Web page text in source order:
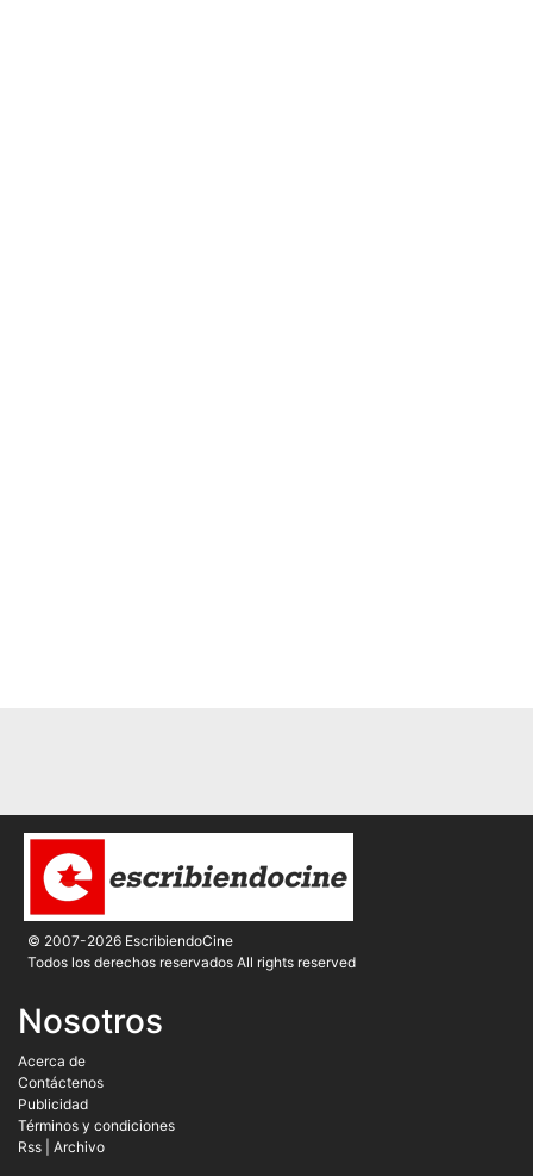
© 2007-2026 EscribiendoCine
Todos los derechos reservados All rights reserved
Nosotros
Acerca de
Contáctenos
Publicidad
Términos y condiciones
Rss
Archivo